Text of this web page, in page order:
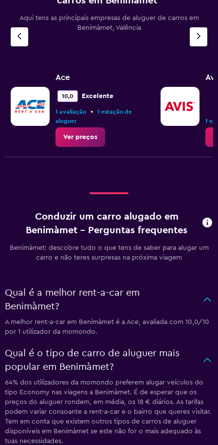
Aqui tens as principais empresas de aluguer de carros em
Benimàmet, Valência
Ace
10,0 Excelente
1 avaliação •
1 estação de
aluguer
Ver preços
1
Conduzir um carro alugado em
Benimàmet - Perguntas frequentes
Benimàmet: descobre tudo o que tens de saber para alugar um
carro e não teres surpresas na próxima viagem
Qual é a melhor rent-a-car em
Benimàmet?
A melhor rent-a-car em Benimàmet é a Ace, avaliada com 10,0/10
por 1 utilizador da momondo.
Qual é o tipo de carro de aluguer mais
popular em Benimàmet?
64% dos utilizadores da momondo preferem alugar veículos do
tipo Economy nas viagens a Benimàmet. É de esperar que os
preços do aluguer rondem, em média, os 18 € diários. As tarifas
podem variar consoante a rent-a-car e o bairro que queres visitar.
Tem em conta que existem outros tipos de carros de aluguer
disponíveis em Benimàmet se este não for o mais adequado às
tuas necessidades.